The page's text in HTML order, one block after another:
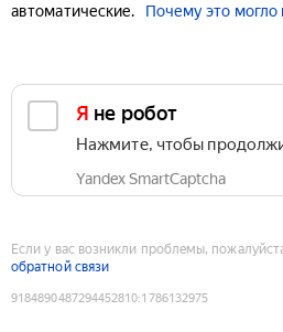
автоматические.
Почему это могло
Я не робот
Нажмите, чтобы
Yandex SmartCaptcha
Если у вас возникли проблемы,
обратной связи
9184890487294452810:1786132975